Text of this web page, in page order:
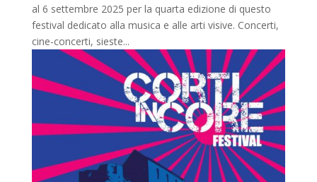
al 6 settembre 2025 per la quarta edizione di questo
festival dedicato alla musica e alle arti visive. Concerti,
cine-concerti, sieste...